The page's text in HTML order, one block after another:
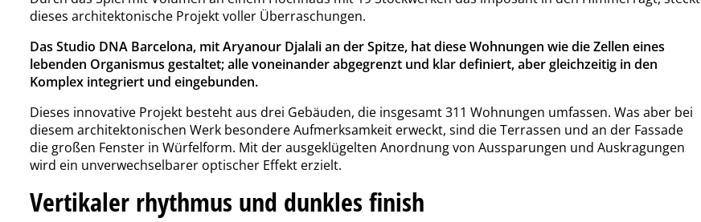
dieses architektonische Projekt voller Überraschungen.
Das Studio DNA Barcelona, mit Aryanour Djalali an der Spitze, hat diese Wohnungen wie die Zellen eines
lebenden Organismus gestaltet; alle voneinander abgegrenzt und klar definiert, aber gleichzeitig in den
Komplex integriert und eingebunden.
Dieses innovative Projekt besteht aus drei Gebäuden, die insgesamt 311 Wohnungen umfassen. Was aber bei
diesem architektonischen Werk besondere Aufmerksamkeit erweckt, sind die Terrassen und an der Fassade
die großen Fenster in Würfelform. Mit der ausgeklügelten Anordnung von Aussparungen und Auskragungen
wird ein unverwechselbarer optischer Effekt erzielt.
Vertikaler rhythmus und dunkles finish